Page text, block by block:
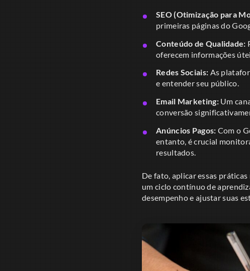
SEO (Otimização para
primeiras páginas do
Conteúdo de Qualidade:
oferecem informações
Redes Sociais: As
e entender seu público.
Email Marketing:Um
conversão
Anúncios Pagos: Com o
entanto, é crucial
resultados.
De fato, aplicar essas
um ciclo contínuo de
desempenho e ajustar suas